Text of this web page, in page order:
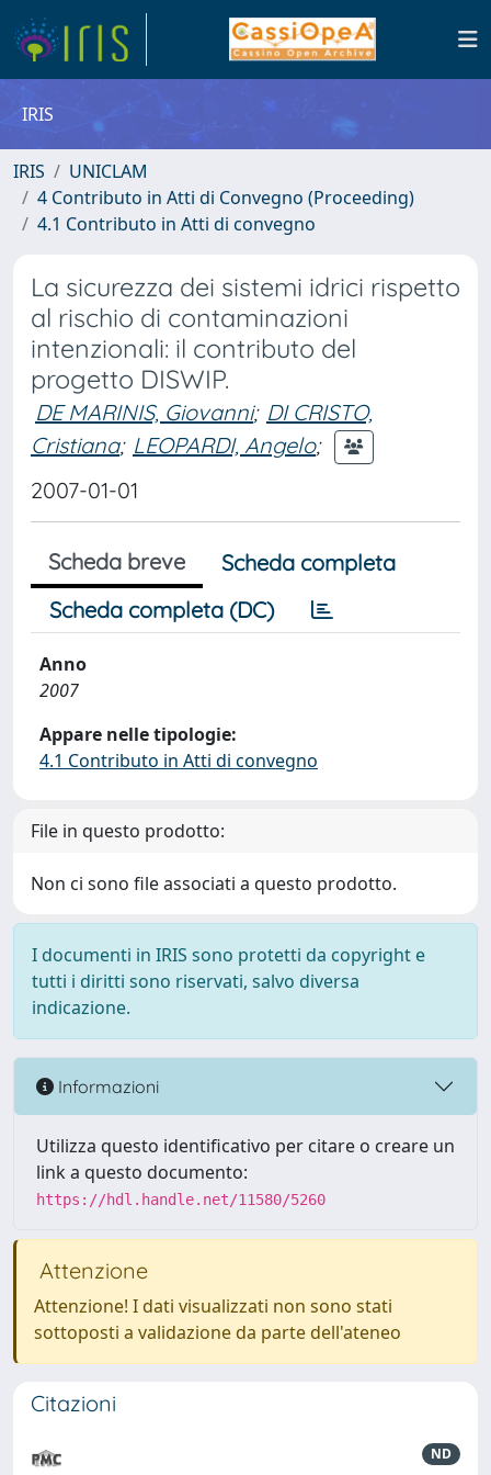
IRIS
IRIS
UNICLAM
4 Contributo in Atti di Convegno (Proceeding)
4.1 Contributo in Atti di convegno
La sicurezza dei sistemi idrici rispetto
al rischio di contaminazioni
intenzionali: il contributo del
progetto DISWIP.
DE MARINIS, Giovanni; DI CRISTO,
Cristiana; LEOPARDI, Angelo;
2007-01-01
Scheda breve
Scheda completa
Scheda completa (DC)
Anno
2007
Appare nelle tipologie:
4.1 Contributo in Atti di convegno
File in questo prodotto:
Non ci sono file associati a questo prodotto.
I documenti in IRIS sono protetti da copyright e
tutti i diritti sono riservati, salvo diversa
indicazione.
Informazioni
Utilizza questo identificativo per citare o creare un
link a questo documento:
https://hdl.handle.net/11580/5260
Attenzione
Attenzione! I dati visualizzati non sono stati
sottoposti a validazione da parte dell'ateneo
Citazioni
ND